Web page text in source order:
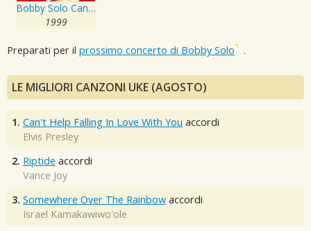
Bobby Solo Cantaitalia
1999
Preparati per il prossimo concerto di Bobby Solo .
LE MIGLIORI CANZONI UKE (AGOSTO)
1. Can't Help Falling In Love With You accordi
Elvis Presley
2. Riptide accordi
Vance Joy
3. Somewhere Over The Rainbow accordi
Israel Kamakawiwo'ole